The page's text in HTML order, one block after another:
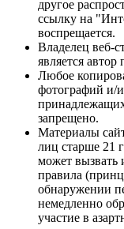
другое
ссылку на
воспрещается.
Владелец веб-
является
Любое
фотографий и/
запрещено.
Материалы
лиц старше 21
может вызвать
правила
обнаружении
немедленно
участие в